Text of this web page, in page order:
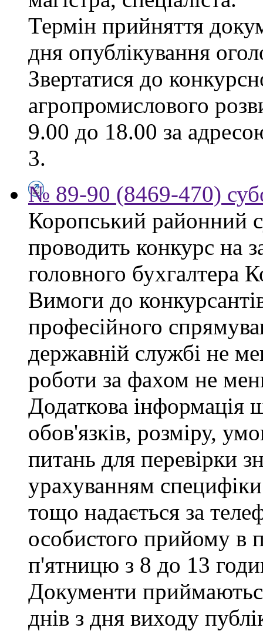
Термін прийняття
дня опублікування
Звертатися до
агропромислового
9.00 до 18.00 за
3.
№ 89-90 (8469-470)
Коропський районний
проводить конкурс на
головного бухгалтера
Вимоги до
професійного
державній службі не
роботи за фахом не
Додаткова інформація
обов'язків, розміру,
питань для перевірки
урахуванням
тощо надається за
особистого прийому в
п'ятницю з 8 до 13
Документи
днів з дня виходу